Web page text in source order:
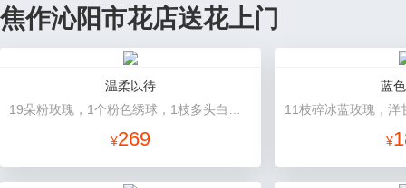
焦作沁阳市花店送花上门
温柔以待
¥269
蓝
¥